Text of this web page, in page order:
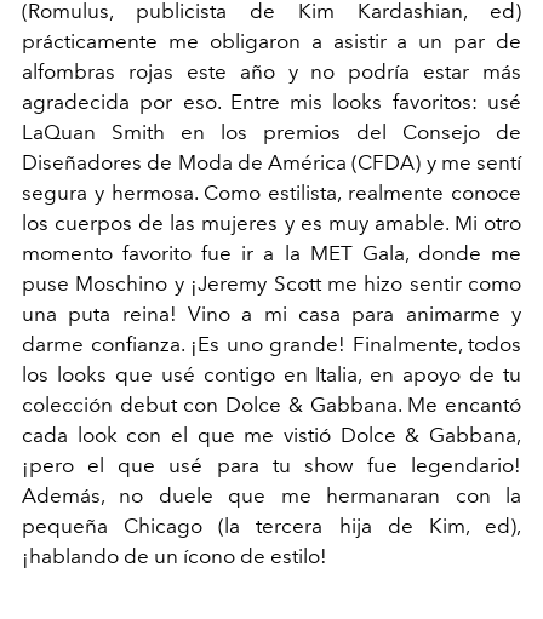
(Romulus, publicista de Kim Kardashian, ed)
prácticamente me obligaron a asistir a un par de
alfombras rojas este año y no podría estar más
agradecida por eso. Entre mis looks favoritos: usé
LaQuan Smith en los premios del Consejo de
Diseñadores de Moda de América (CFDA) y me sentí
segura y hermosa. Como estilista, realmente conoce
los cuerpos de las mujeres y es muy amable. Mi otro
momento favorito fue ir a la MET Gala, donde me
puse Moschino y ¡Jeremy Scott me hizo sentir como
una puta reina! Vino a mi casa para animarme y
darme confianza. ¡Es uno grande! Finalmente, todos
los looks que usé contigo en Italia, en apoyo de tu
colección debut con Dolce & Gabbana. Me encantó
cada look con el que me vistió Dolce & Gabbana,
¡pero el que usé para tu show fue legendario!
Además, no duele que me hermanaran con la
pequeña Chicago (la tercera hija de Kim, ed),
¡hablando de un ícono de estilo!